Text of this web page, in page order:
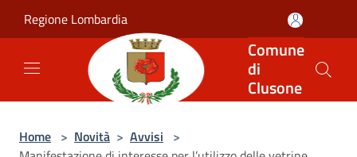
Regione Lombardia
Comune
di
Clusone
Home > Novità > Avvisi >